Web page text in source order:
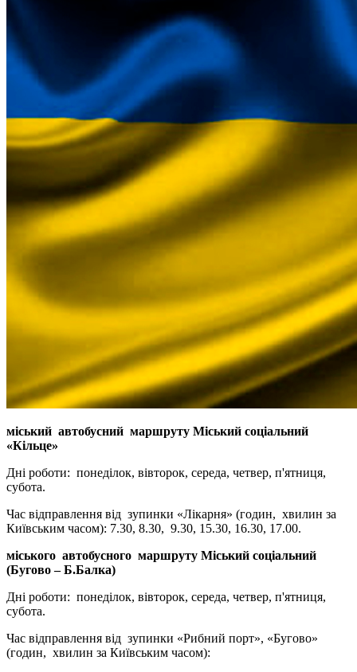
міський автобусний маршруту Міський соціальний
«Кільце»
Дні роботи: понеділок, вівторок, середа, четвер, п'ятниця,
субота.
Час відправлення від зупинки «Лікарня» (годин, хвилин за
Київським часом): 7.30, 8.30, 9.30, 15.30, 16.30, 17.00.
міського автобусного маршруту Міський соціальний
(Бугово – Б.Балка)
Дні роботи: понеділок, вівторок, середа, четвер, п'ятниця,
субота.
Час відправлення від зупинки «Рибний порт», «Бугово»
(годин, хвилин за Київським часом):